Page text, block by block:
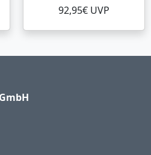
92,95€ UVP